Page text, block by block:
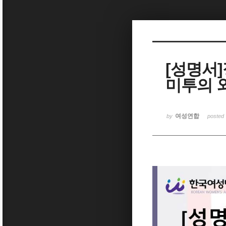
[성명서]
미투의
by 여성연합 posted
Sketchbook5, 스케치북5
Sketchbook5, 스케치북5